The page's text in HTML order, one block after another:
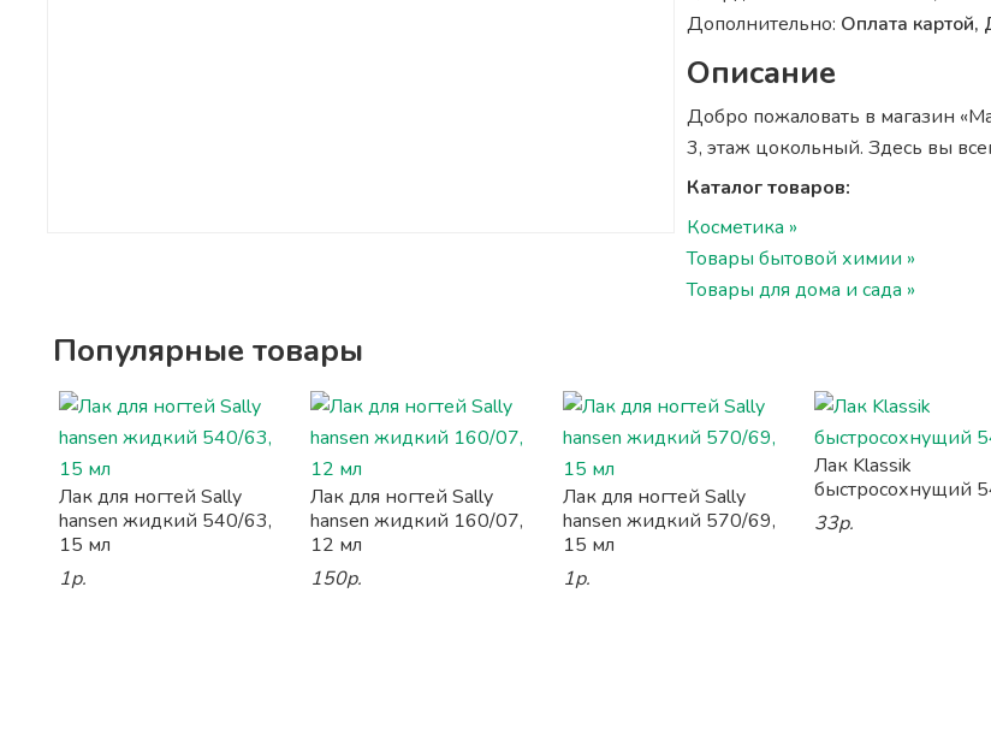
Дополнительно: Оплата
Описание
Добро пожаловать в магазин
3, этаж цокольный. Здесь вы
Каталог товаров:
Косметика »
Товары бытовой химии »
Товары для дома и сада »
Популярные товары
Лак для ногтей Sally
hansen жидкий 540/63,
15 мл
1р.
Лак для ногтей Sally
hansen жидкий 160/07,
12 мл
150р.
Лак для ногтей Sally
hansen жидкий 570/69,
15 мл
1р.
Лак Klassik
быстросохнущий
33р.